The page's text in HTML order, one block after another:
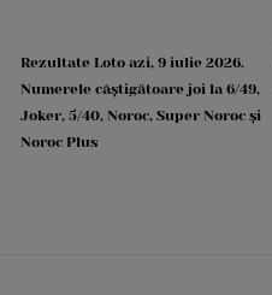
Rezultate Loto azi, 9 iulie 2026.
Numerele câștigătoare joi la 6/49,
Joker, 5/40, Noroc, Super Noroc și
Noroc Plus